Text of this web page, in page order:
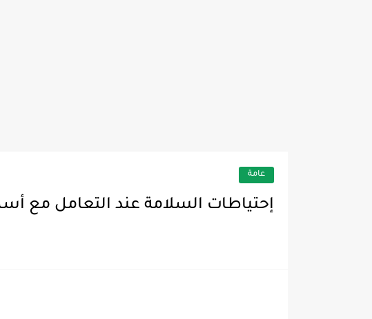
عامة
إحتياطات السلامة عند التعامل مع